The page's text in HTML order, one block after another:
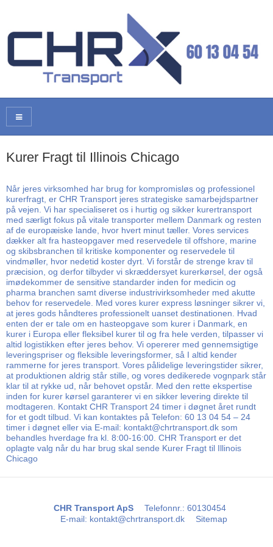
Kurer Fragt til Illinois Chicago
Når jeres virksomhed har brug for kompromisløs og professionel
kurerfragt, er CHR Transport jeres strategiske samarbejdspartner
på vejen. Vi har specialiseret os i hurtig og sikker kurertransport
med særligt fokus på vitale transporter mellem Danmark og resten
af de europæiske lande, hvor hvert minut tæller. Vores services
dækker alt fra hasteopgaver med reservedele til offshore, marine
og skibsbranchen til kritiske komponenter og reservedele til
vindmøller, hvor nedetid koster dyrt. Vi forstår de strenge krav til
præcision, og derfor tilbyder vi skræddersyet kurerkørsel, der også
imødekommer de sensitive standarder inden for medicin og
pharma branchen samt diverse industrivirksomheder med akutte
behov for reservedele. Med vores kurer express løsninger sikrer vi,
at jeres gods håndteres professionelt uanset destinationen. Hvad
enten der er tale om en hasteopgave som kurer i Danmark, en
kurer i Europa eller fleksibel kurer til og fra hele verden, tilpasser vi
altid logistikken efter jeres behov. Vi opererer med gennemsigtige
leveringspriser og fleksible leveringsformer, så I altid kender
rammerne for jeres transport. Vores pålidelige leveringstider sikrer,
at produktionen aldrig står stille, og vores dedikerede vognpark står
klar til at rykke ud, når behovet opstår. Med den rette ekspertise
inden for kurer kørsel garanterer vi en sikker levering direkte til
modtageren. Kontakt CHR Transport 24 timer i døgnet året rundt
for et godt tilbud. Vi kan kontaktes på Telefon: 60 13 04 54 – 24
timer i døgnet eller via E-mail: kontakt@chrtransport.dk som
behandles hverdage fra kl. 8:00-16:00. CHR Transport er det
oplagte valg når du har brug skal sende Kurer Fragt til Illinois
Chicago
CHR Transport ApS Telefonnr.: 60130454
E-mail: kontakt@chrtransport.dk Sitemap